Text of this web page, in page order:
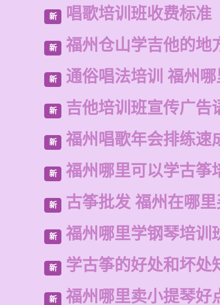
新 唱歌培训班收费标准
新 福州仓山学吉他的地
新 通俗唱法培训 福州
新 吉他培训班宣传广告
新 福州唱歌年会排练速
新 福州哪里可以学古筝
新 古筝批发 福州在哪
新 福州哪里学钢琴培训
新 学古筝的好处和坏处
新 福州哪里卖小提琴好